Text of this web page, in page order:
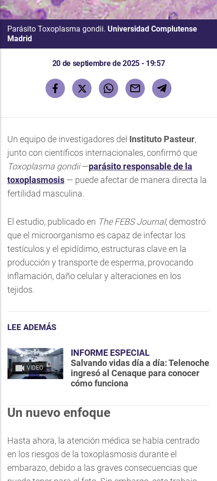
Parásito Toxoplasma gondii. Universidad Complutense
Madrid
20 de septiembre de 2025 - 19:57
Un equipo de investigadores del Instituto Pasteur,
junto con científicos internacionales, confirmó que
Toxoplasma gondii—parásito responsable de la
toxoplasmosis — puede afectar de manera directa la
fertilidad masculina.
El estudio, publicado en The FEBS Journal, demostró
que el microorganismo es capaz de infectar los
testículos y el epidídimo, estructuras clave en la
producción y transporte de esperma, provocando
inflamación, daño celular y alteraciones en los
tejidos.
LEE ADEMÁS
VIDEO
INFORME ESPECIAL
Salvando vidas día a día: Telenoche
ingresó al Cenaque para conocer
cómo funciona
Un nuevo enfoque
Hasta ahora, la atención médica se había centrado
en los riesgos de la toxoplasmosis durante el
embarazo, debido a las graves consecuencias que